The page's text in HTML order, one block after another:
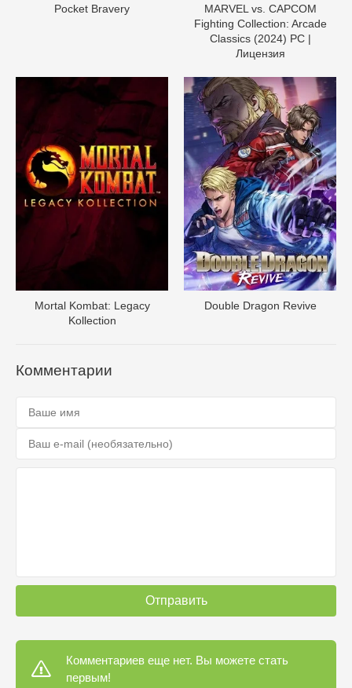
Pocket Bravery
MARVEL vs. CAPCOM
Fighting Collection: Arcade
Classics (2024) PC |
Лицензия
Mortal Kombat: Legacy
Kollection
Double Dragon Revive
Комментарии
Отправить
Комментариев еще нет. Вы можете стать
первым!